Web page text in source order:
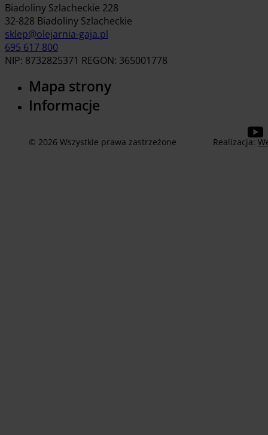
Biadoliny Szlacheckie 228
32-828 Biadoliny Szlacheckie
sklep@olejarnia-gaja.pl
695 617 800
NIP: 8732825371 REGON: 365001778
Mapa strony
Informacje
© 2026 Wszystkie prawa zastrzeżone Realizacja: